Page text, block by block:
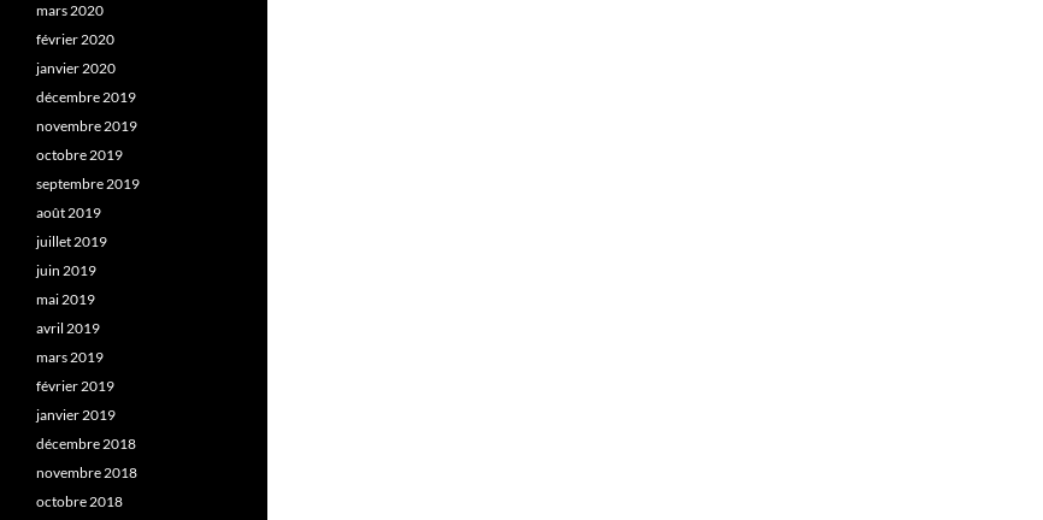
mars 2020
février 2020
janvier 2020
décembre 2019
novembre 2019
octobre 2019
septembre 2019
août 2019
juillet 2019
juin 2019
mai 2019
avril 2019
mars 2019
février 2019
janvier 2019
décembre 2018
novembre 2018
octobre 2018